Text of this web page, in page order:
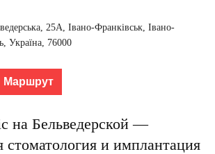
25А, Івано-Франківськ, Івано-
Україна, 76000
Маршрут
на Бельведерской —
стоматология и имплантация